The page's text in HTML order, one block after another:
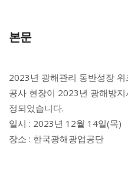
본문
2023년 광해관리 동반성장
공사 현장이 2023년 광해방
정되었습니다.
일시 : 2023년 12월 14일(목)
장소 : 한국광해광업공단